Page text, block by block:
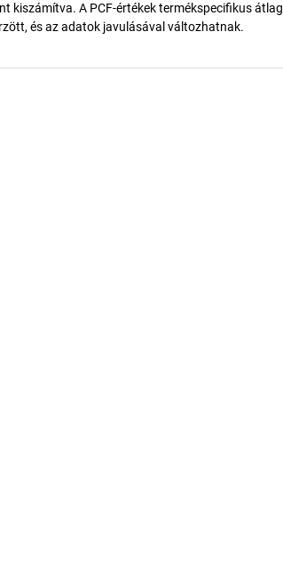
kiszámítva. A PCF-értékek termékspecifikus
és az adatok javulásával változhatnak.